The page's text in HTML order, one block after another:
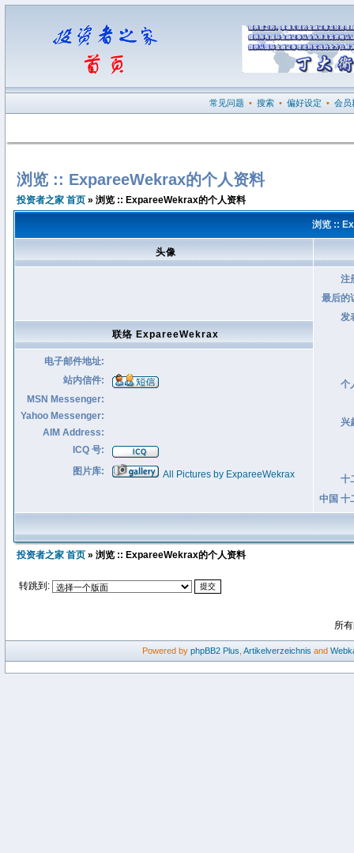
常见问题 • 搜索 • 偏好设定 • 会员
浏览 :: ExpareeWekrax的个人资料
投资者之家 首页 » 浏览 :: ExpareeWekrax的个人资料
浏览 ::
头像
注
最后的
发
个
兴
十
中国 十
联络 ExpareeWekrax
电子邮件地址:
站内信件:
MSN Messenger:
Yahoo Messenger:
AIM Address:
ICQ 号:
图片库:
All Pictures by ExpareeWekrax
投资者之家 首页 » 浏览 :: ExpareeWekrax的个人资料
转跳到:
所
Powered by phpBB2 Plus Artikelverzeichnis and